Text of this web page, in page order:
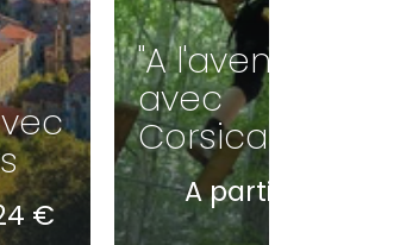
€
"A l'aventure"
avec
Corsicatours
A partir de 1274